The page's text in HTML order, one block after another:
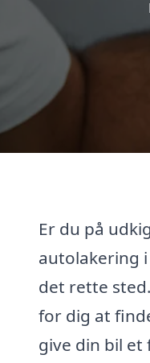
Er du på
autolakering
det rette
for dig at
give din bil